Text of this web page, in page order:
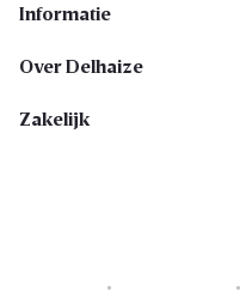
Informatie
Over Delhaize
Zakelijk